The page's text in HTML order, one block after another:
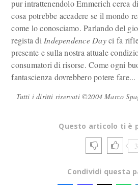
pur intrattenendolo Emmerich cerca
cosa potrebbe accadere se il mondo
come lo conosciamo. Parlando del
regista di Independence Dayci fa
presente e sulla nostra attuale
consumatori di risorse. Come ogni
fantascienza dovrebbero potere fare...
Tutti i diritti riservati ©2004 Marco
Questo articolo ti è
3
Condividi questa